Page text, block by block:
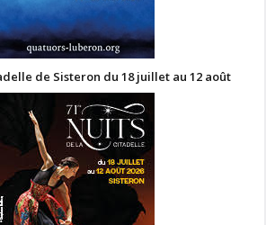
de Sisteron du 18 juillet au 12 août